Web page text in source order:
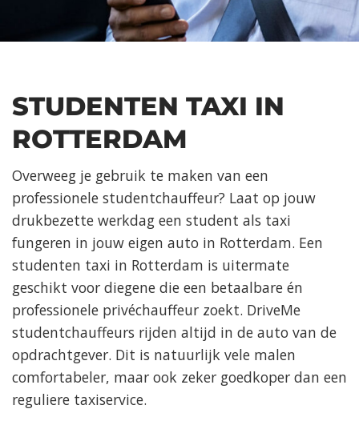
STUDENTEN TAXI IN
ROTTERDAM
Overweeg je gebruik te maken van een
professionele studentchauffeur? Laat op jouw
drukbezette werkdag een student als taxi
fungeren in jouw eigen auto in Rotterdam. Een
studenten taxi in Rotterdam is uitermate
geschikt voor diegene die een betaalbare én
professionele privéchauffeur zoekt. DriveMe
studentchauffeurs rijden altijd in de auto van de
opdrachtgever. Dit is natuurlijk vele malen
comfortabeler, maar ook zeker goedkoper dan een
reguliere taxiservice.